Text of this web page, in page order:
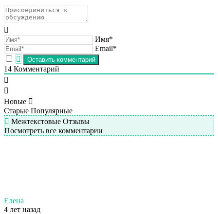
Имя*
Email*
14 Комментарий
Новые
Старые Популярные
Межтекстовые Отзывы
Посмотреть все комментарии
Елена
4 лет назад